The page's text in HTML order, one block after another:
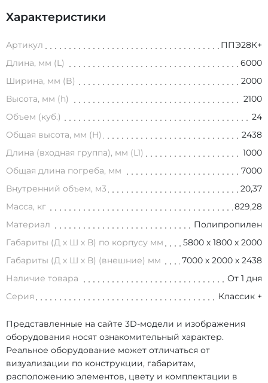
Характеристики
Артикул
ППЭ28К+
Длина, мм (L)
6000
Ширина, мм (B)
2000
Высота, мм (h)
2100
Объем (куб.)
24
Общая высота, мм (H)
2438
Длина (входная группа), мм (L1)
1000
Общая длина погреба, мм
7000
Внутренний объем, м3
20,37
Масса, кг
829,28
Материал
Полипропилен
Габариты (Д х Ш х В) по корпусу мм
5800 х 1800 х 2000
Габариты (Д х Ш х В) (внешние) мм
7000 х 2000 х 2438
Наличие товара
От 1 дня
Серия
Классик +
Представленные на сайте 3D-модели и изображения
оборудования носят ознакомительный характер.
Реальное оборудование может отличаться от
визуализации по конструкции, габаритам,
расположению элементов, цвету и комплектации в